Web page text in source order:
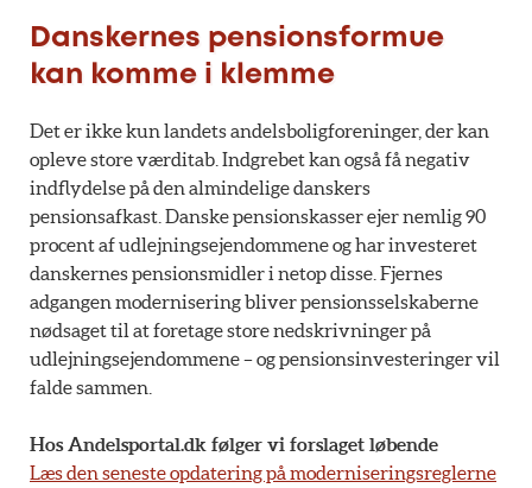
Danskernes pensionsformue
kan komme i klemme
Det er ikke kun landets andelsboligforeninger, der kan
opleve store værditab. Indgrebet kan også få negativ
indflydelse på den almindelige danskers
pensionsafkast. Danske pensionskasser ejer nemlig 90
procent af udlejningsejendommene og har investeret
danskernes pensionsmidler i netop disse. Fjernes
adgangen modernisering bliver pensionsselskaberne
nødsaget til at foretage store nedskrivninger på
udlejningsejendommene – og pensionsinvesteringer vil
falde sammen.
Hos Andelsportal.dk følger vi forslaget løbende
Læs den seneste opdatering på moderniseringsreglerne